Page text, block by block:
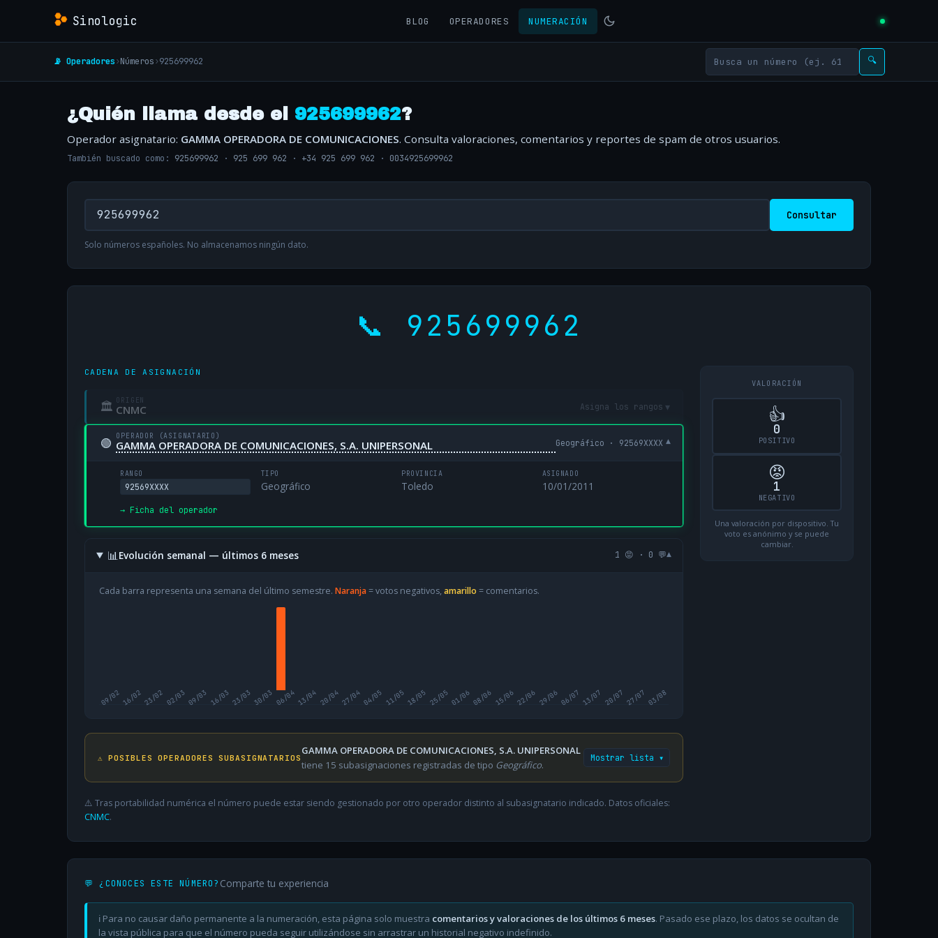
Sinologic BLOG OPERADORES NUMERACIÓN
📡 Operadores›Números›925699962 🔍
¿Quién llama desde el 925699962?
Operador asignatario: GAMMA OPERADORA DE COMUNICACIONES. Consulta valoraciones, comentarios y reportes de spam de otros usuarios.
También buscado como: 925699962 · 925 699 962 · +34 925 699 962 · 0034925699962
Consultar
Solo números españoles. No almacenamos ningún dato.
📞 925699962
CADENA DE ASIGNACIÓN
🏛 ORIGEN
CNMC Asigna los rangos ▾
🟢 OPERADOR (ASIGNATARIO)
GAMMA OPERADORA DE COMUNICACIONES, S.A. UNIPERSONAL Geográfico · 92569XXXX ▾
RANGO
92569XXXX
TIPO
Geográfico
PROVINCIA
Toledo
ASIGNADO
10/01/2011
→ Ficha del operador
📊Evolución semanal — últimos 6 meses 1 😡 · 0 💬▾
Cada barra representa una semana del último semestre. Naranja= votos negativos, amarillo = comentarios.
09/0216/0223/02 02/03 09/03 16/03 23/03 30/03 06/0413/04 20/0427/0404/05 11/0518/05 25/0501/0608/06 15/0622/06 29/0606/07 13/07 20/07 27/07 03/08
⚠️ POSIBLES OPERADORES SUBASIGNATARIOS
GAMMA OPERADORA DE COMUNICACIONES, S.A. UNIPERSONAL
tiene 15 subasignaciones registradas de tipo Geográfico.
Mostrar lista ▾
⚠️ Tras portabilidad numérica el número puede estar siendo gestionado por otro operador distinto al subasignatario indicado. Datos oficiales:
CNMC.
VALORACIÓN
👍
0
POSITIVO
😡
1
NEGATIVO
Una valoración por dispositivo. Tu
voto es anónimo y se puede
cambiar.
💬 ¿CONOCES ESTE NÚMERO? Comparte tu experiencia
ℹ️ Para no causar daño permanente a la numeración, esta página solo muestra comentarios y valoraciones de los últimos 6 meses. Pasado ese plazo, los datos se ocultan de
la vista pública para que el número pueda seguir utilizándose sin arrastrar un historial negativo indefinido.